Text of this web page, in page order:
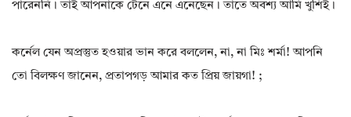
পারেননি। তাই আপনাকে টেনে এনে এনেছেন। তাতে অবশ্য আমি খুশিই।
কর্নেল যেন অপ্রস্তুত হওয়ার ভান করে বললেন, না, না মিঃ শর্মা! আপনি
তো বিলক্ষণ জানেন, প্রতাপগড় আমার কত প্রিয় জায়গা! ;